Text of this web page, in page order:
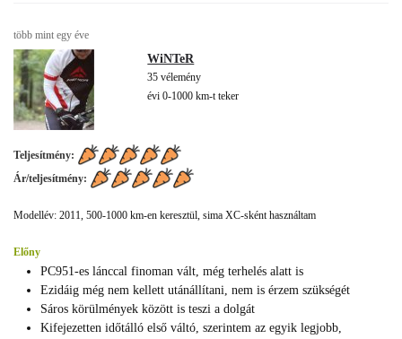
több mint egy éve
WiNTeR
35 vélemény
évi 0-1000 km-t teker
Teljesítmény:
Ár/teljesítmény:
Modellév: 2011, 500-1000 km-en keresztül, sima XC-sként használtam
Előny
PC951-es lánccal finoman vált, még terhelés alatt is
Ezidáig még nem kellett utánállítani, nem is érzem szükségét
Sáros körülmények között is teszi a dolgát
Kifejezetten időtálló első váltó, szerintem az egyik legjobb,